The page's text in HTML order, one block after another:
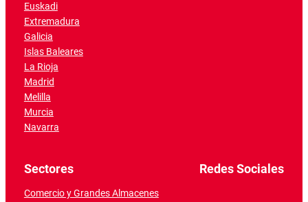
Euskadi
Extremadura
Galicia
Islas Baleares
La Rioja
Madrid
Melilla
Murcia
Navarra
Sectores
Comercio y Grandes Almacenes
Redes Sociales